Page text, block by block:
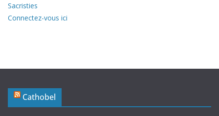
Sacristies
Connectez-vous ici
Cathobel